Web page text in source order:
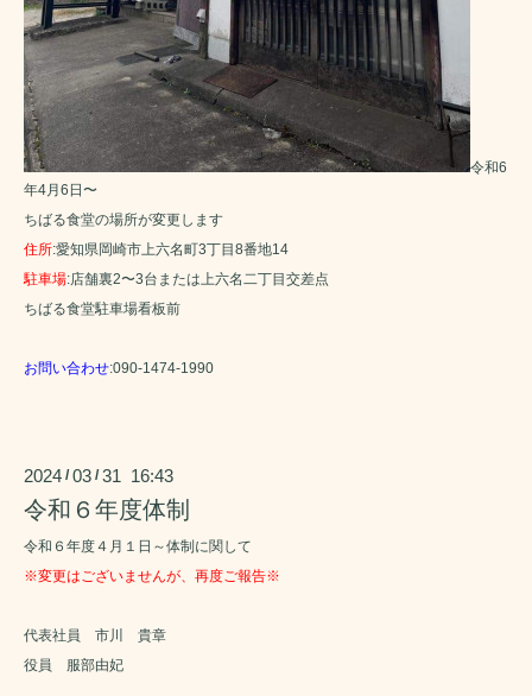
令和6
年4月6日〜
ちばる食堂の場所が変更します
住所:愛知県岡崎市上六名町3丁目8番地14
駐車場:店舗裏2〜3台または上六名二丁目交差点
ちばる食堂駐車場看板前
お問い合わせ:090-1474-1990
2024 /03 /31 16:43
令和６年度体制
令和６年度４月１日～体制に関して
※変更はございませんが、再度ご報告※
代表社員 市川 貴章
役員 服部由妃